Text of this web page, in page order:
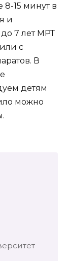
8-15 минут в
и
7 лет МРТ
с
В
детям
можно